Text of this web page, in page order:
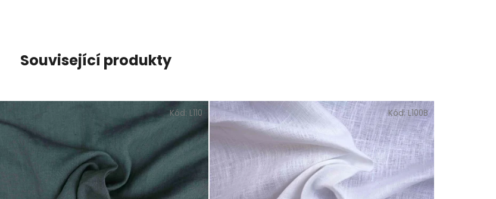
Související produkty
Kód: L110 Kód:L100B